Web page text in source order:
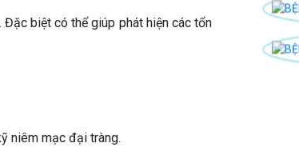
biệt có thể giúp phát hiện các tổn
niêm mạc đại tràng.